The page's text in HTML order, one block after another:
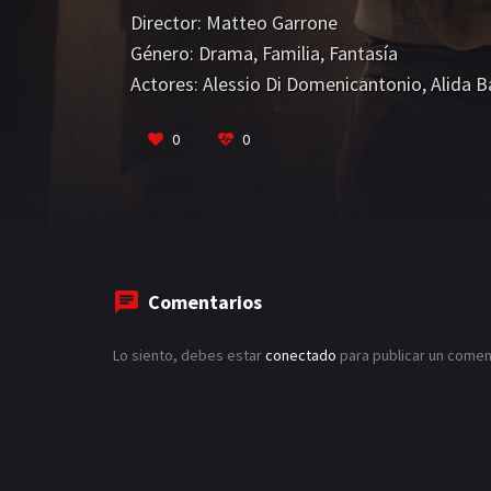
Pinocho siente curiosidad por el mundo y
mundo entre lo real y lo fantástico, en una
inicia un viaje que lo enfrentará cara a cara
y el mundo de la imaginación.
Director: Matteo Garrone
Género: Drama, Familia, Fantasía
Actores: Alessio Di Domenicantonio,Alida
0 0
Comentarios
Lo siento, debes estarconectado para publicar un